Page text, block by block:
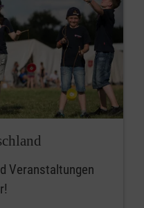
Veranstaltungen